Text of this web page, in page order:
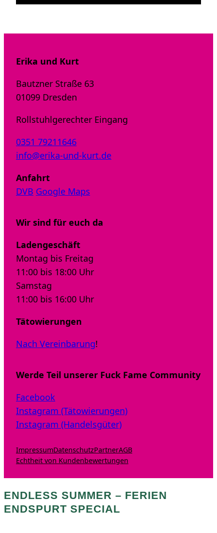
Erika und Kurt
Bautzner Straße 63
01099 Dresden
Rollstuhlgerechter Eingang
0351 79211646
info@erika-und-kurt.de
Anfahrt
DVB Google Maps
Wir sind für euch da
Ladengeschäft
Montag bis Freitag
11:00 bis 18:00 Uhr
Samstag
11:00 bis 16:00 Uhr
Tätowierungen
Nach Vereinbarung!
Werde Teil unserer Fuck Fame Community
Facebook
Instagram (Tätowierungen)
Instagram (Handelsgüter)
ImpressumDatenschutzPartnerAGB
Echtheit von Kundenbewertungen
ENDLESS SUMMER – FERIEN
ENDSPURT SPECIAL